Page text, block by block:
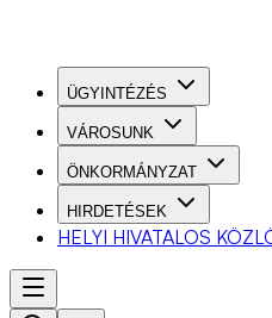
ÜGYINTÉZÉS
VÁROSUNK
ÖNKORMÁNYZAT
HIRDETÉSEK
HELYI HIVATALOS